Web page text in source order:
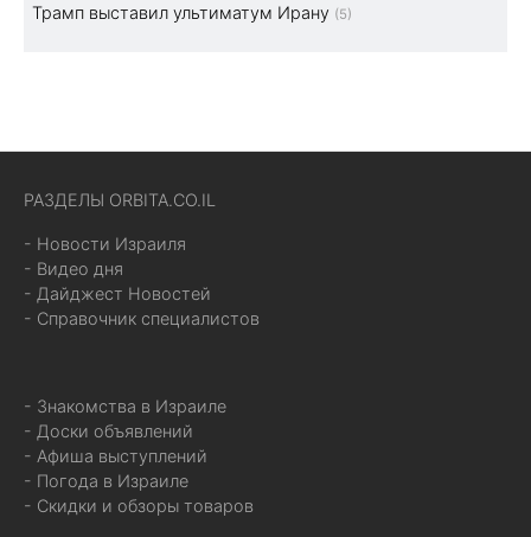
Трамп выставил ультиматум Ирану (5)
РАЗДЕЛЫ ORBITA.CO.IL
- Новости Израиля
- Видео дня
- Дайджест Новостей
- Справочник специалистов
- Знакомства в Израиле
- Доски объявлений
- Афиша выступлений
- Погода в Израиле
- Скидки и обзоры товаров